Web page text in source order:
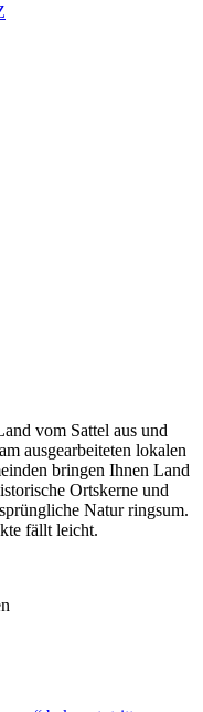
vom Sattel aus und
ausgearbeiteten lokalen
bringen Ihnen Land
Ortskerne und
Natur ringsum.
fällt leicht.